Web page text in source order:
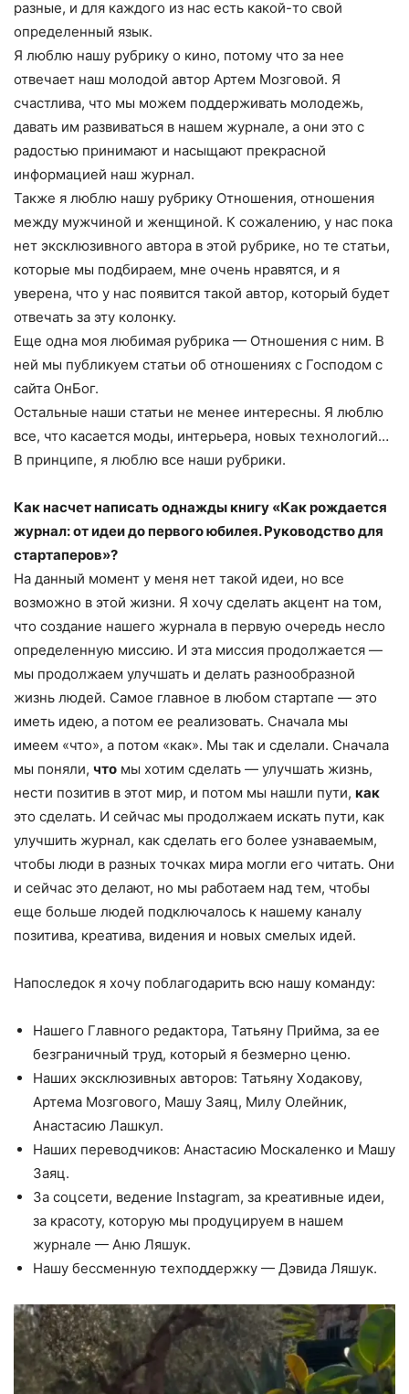
разные, и для каждого из нас есть какой-то свой
определенный язык.
Я люблю нашу рубрику о кино, потому что за нее
отвечает наш молодой автор Артем Мозговой. Я
счастлива, что мы можем поддерживать молодежь,
давать им развиваться в нашем журнале, а они это с
радостью принимают и насыщают прекрасной
информацией наш журнал.
Также я люблю нашу рубрику Отношения, отношения
между мужчиной и женщиной. К сожалению, у нас пока
нет эксклюзивного автора в этой рубрике, но те статьи,
которые мы подбираем, мне очень нравятся, и я
уверена, что у нас появится такой автор, который будет
отвечать за эту колонку.
Еще одна моя любимая рубрика — Отношения с ним. В
ней мы публикуем статьи об отношениях с Господом с
сайта ОнБог.
Остальные наши статьи не менее интересны. Я люблю
все, что касается моды, интерьера, новых технологий…
В принципе, я люблю все наши рубрики.
Как насчет написать однажды книгу «Как рождается
журнал: от идеи до первого юбилея. Руководство для
стартаперов»?
На данный момент у меня нет такой идеи, но все
возможно в этой жизни. Я хочу сделать акцент на том,
что создание нашего журнала в первую очередь несло
определенную миссию. И эта миссия продолжается —
мы продолжаем улучшать и делать разнообразной
жизнь людей. Самое главное в любом стартапе — это
иметь идею, а потом ее реализовать. Сначала мы
имеем «что», а потом «как». Мы так и сделали. Сначала
мы поняли, что мы хотим сделать — улучшать жизнь,
нести позитив в этот мир, и потом мы нашли пути, как
это сделать. И сейчас мы продолжаем искать пути, как
улучшить журнал, как сделать его более узнаваемым,
чтобы люди в разных точках мира могли его читать. Они
и сейчас это делают, но мы работаем над тем, чтобы
еще больше людей подключалось к нашему каналу
позитива, креатива, видения и новых смелых идей.
Напоследок я хочу поблагодарить всю нашу команду:
Нашего Главного редактора, Татьяну Прийма, за ее
безграничный труд, который я безмерно ценю.
Наших эксклюзивных авторов: Татьяну Ходакову,
Артема Мозгового, Машу Заяц, Милу Олейник,
Анастасию Лашкул.
Наших переводчиков: Анастасию Москаленко и Машу
Заяц.
За соцсети, ведение Instagram, за креативные идеи,
за красоту, которую мы продуцируем в нашем
журнале — Аню Ляшук.
Нашу бессменную техподдержку — Дэвида Ляшук.